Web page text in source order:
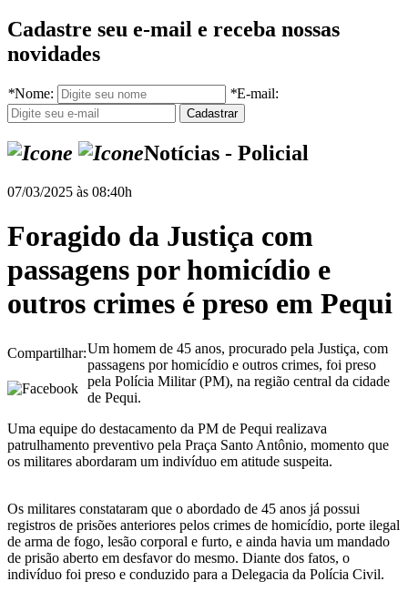
Cadastre seu e-mail e receba nossas
novidades
*Nome: *E-mail:
Notícias - Policial
07/03/2025 às 08:40h
Foragido da Justiça com
passagens por homicídio e
outros crimes é preso em Pequi
Compartilhar:Um homem de 45 anos, procurado pela Justiça, com
passagens por homicídio e outros crimes, foi preso
pela Polícia Militar (PM), na região central da cidade
de Pequi.
Uma equipe do destacamento da PM de Pequi realizava
patrulhamento preventivo pela Praça Santo Antônio, momento que
os militares abordaram um indivíduo em atitude suspeita.
Os militares constataram que o abordado de 45 anos já possui
registros de prisões anteriores pelos crimes de homicídio, porte ilegal
de arma de fogo, lesão corporal e furto, e ainda havia um mandado
de prisão aberto em desfavor do mesmo. Diante dos fatos, o
indivíduo foi preso e conduzido para a Delegacia da Polícia Civil.